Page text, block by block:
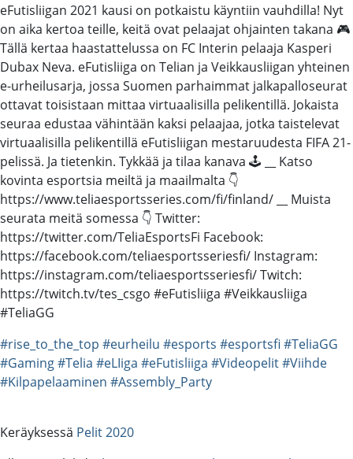
eFutisliigan 2021 kausi on potkaistu käyntiin vauhdilla! Nyt
on aika kertoa teille, keitä ovat pelaajat ohjainten takana 🎮
Tällä kertaa haastattelussa on FC Interin pelaaja Kasperi
Dubax Neva. eFutisliiga on Telian ja Veikkausliigan yhteinen
e-urheilusarja, jossa Suomen parhaimmat jalkapalloseurat
ottavat toisistaan mittaa virtuaalisilla pelikentillä. Jokaista
seuraa edustaa vähintään kaksi pelaajaa, jotka taistelevat
virtuaalisilla pelikentillä eFutisliigan mestaruudesta FIFA 21-
pelissä. Ja tietenkin. Tykkää ja tilaa kanava 🕹️ __ Katso
kovinta esportsia meiltä ja maailmalta 👇
https://www.teliaesportsseries.com/fi/finland/ __ Muista
seurata meitä somessa 👇 Twitter:
https://twitter.com/TeliaEsportsFi Facebook:
https://facebook.com/teliaesportsseriesfi/ Instagram:
https://instagram.com/teliaesportsseriesfi/ Twitch:
https://twitch.tv/tes_csgo #eFutisliiga #Veikkausliiga
#TeliaGG
#rise_to_the_top #eurheilu #esports #esportsfi #TeliaGG
#Gaming#Telia #eLIiga #eFutisliiga #Videopelit#Viihde
#Kilpapelaaminen #Assembly_Party
Keräyksessä Pelit 2020